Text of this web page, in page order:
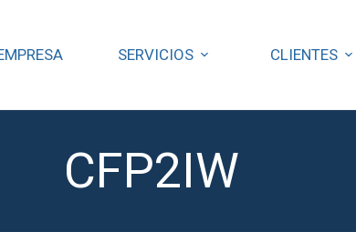
SERVICIOS CLIENTES
CFP2IW